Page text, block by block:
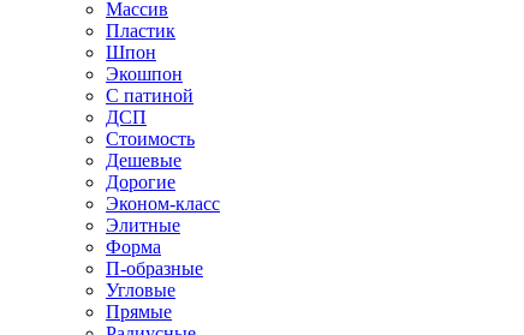
Массив
Пластик
Шпон
Экошпон
С патиной
ДСП
Стоимость
Дешевые
Дорогие
Эконом-класс
Элитные
Форма
П-образные
Угловые
Прямые